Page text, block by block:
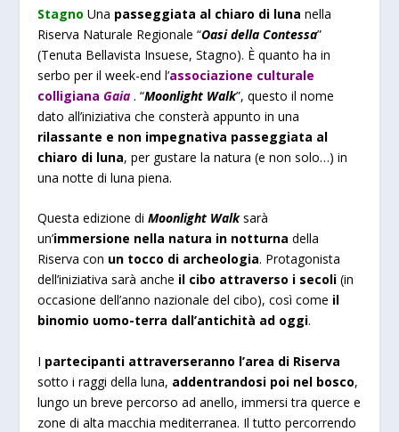
StagnoUna passeggiata al chiaro di luna nella
Riserva Naturale Regionale “Oasi della Contessa”
(Tenuta Bellavista Insuese, Stagno). È quanto ha in
serbo per il week-end l’associazione culturale
colligianaGaia. “Moonlight Walk”, questo il nome
dato all’iniziativa che consterà appunto in una
rilassante e non impegnativa passeggiata al
chiaro di luna, per gustare la natura (e non solo…) in
una notte di luna piena.
Questa edizione diMoonlight Walksarà
un’immersione nella natura in notturna della
Riserva con un tocco di archeologia. Protagonista
dell’iniziativa sarà anche il cibo attraverso i secoli(in
occasione dell’anno nazionale del cibo), così come il
binomio uomo-terra dall’antichità ad oggi.
I partecipanti attraverseranno l’area di Riserva
sotto i raggi della luna, addentrandosi poi nel bosco,
lungo un breve percorso ad anello, immersi tra querce e
zone di alta macchia mediterranea. Il tutto percorrendo